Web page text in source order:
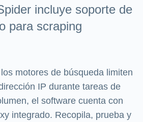
incluye soporte de
para scraping
motores de búsqueda limiten
IP durante tareas de
el software cuenta con
integrado. Recopila, prueba y